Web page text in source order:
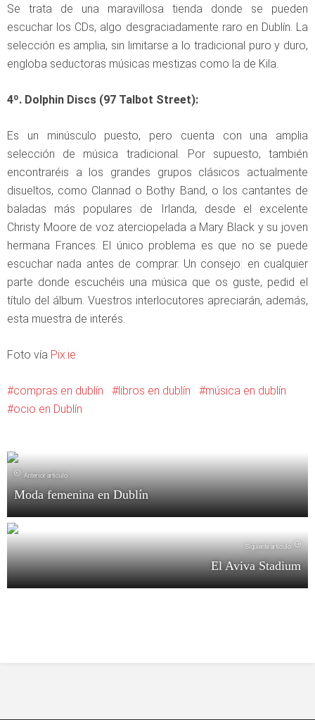
Se trata de una maravillosa tienda donde se pueden
escuchar los CDs, algo desgraciadamente raro en Dublín. La
selección es amplia, sin limitarse a lo tradicional puro y duro,
engloba seductoras músicas mestizas como la de Kila.
4º. Dolphin Discs (97 Talbot Street):
Es un minúsculo puesto, pero cuenta con una amplia
selección de música tradicional. Por supuesto, también
encontraréis a los grandes grupos clásicos actualmente
disueltos, como Clannad o Bothy Band, o los cantantes de
baladas más populares de Irlanda, desde el excelente
Christy Moore de voz aterciopelada a Mary Black y su joven
hermana Frances. El único problema es que no se puede
escuchar nada antes de comprar. Un consejo: en cualquier
parte donde escuchéis una música que os guste, pedid el
título del álbum. Vuestros interlocutores apreciarán, además,
esta muestra de interés.
Foto vía Pix.ie
compras en dublín libros en dublín
música en dublín
ocio en Dublín
Anterior artículo
Moda femenina en Dublín
Siguiente artículo
El Aviva Stadium